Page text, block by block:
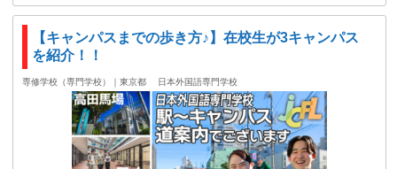
【キャンパスまでの歩き方♪】在校生が3キャンパス
を紹介！！
専修学校（専門学校）｜東京都 日本外国語専門学校